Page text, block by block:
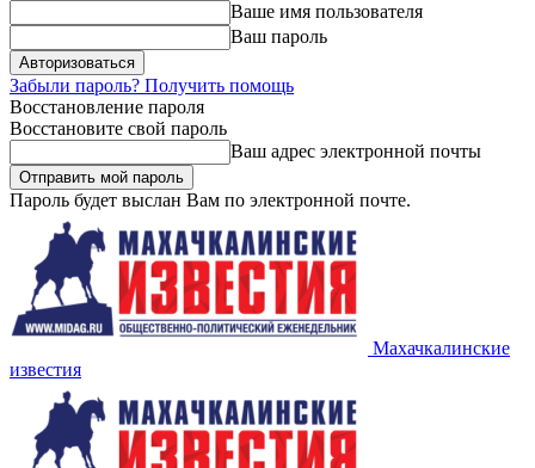
Ваше имя пользователя
Ваш пароль
Забыли пароль? Получить помощь
Восстановление пароля
Восстановите свой пароль
Ваш адрес электронной почты
Пароль будет выслан Вам по электронной почте.
Махачкалинские
известия